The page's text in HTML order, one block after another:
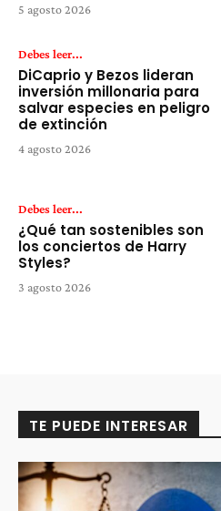
5 agosto 2026
Debes leer...
DiCaprio y Bezos lideran
inversión millonaria para
salvar especies en peligro
de extinción
4 agosto 2026
Debes leer...
¿Qué tan sostenibles son
los conciertos de Harry
Styles?
3 agosto 2026
TE PUEDE INTERESAR